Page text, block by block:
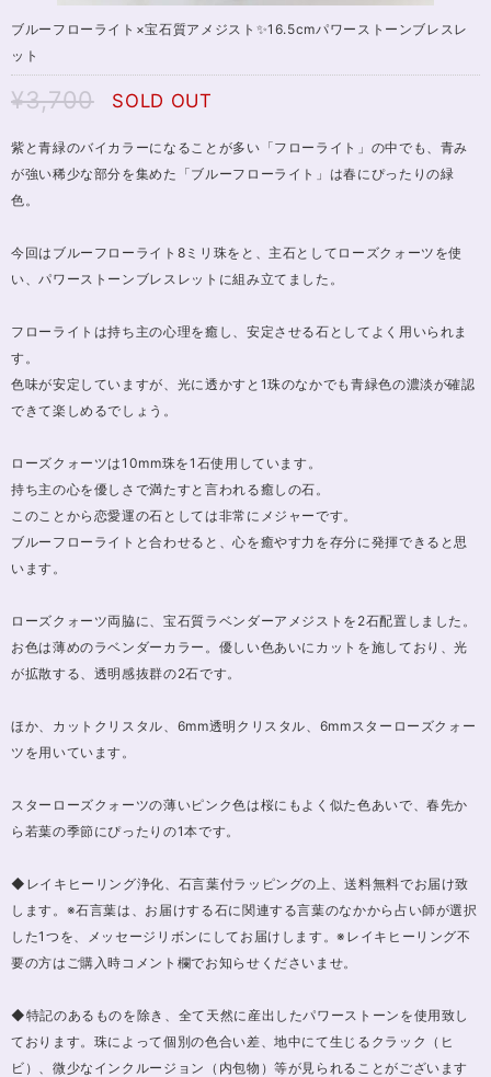
ブルーフローライト×宝石質アメジスト✨16.5cmパワーストーンブレスレ
ット
¥3,700 SOLD OUT
紫と青緑のバイカラーになることが多い「フローライト」の中でも、青み
が強い稀少な部分を集めた「ブルーフローライト」は春にぴったりの緑
色。
今回はブルーフローライト8ミリ珠をと、主石としてローズクォーツを使
い、パワーストーンブレスレットに組み立てました。
フローライトは持ち主の心理を癒し、安定させる石としてよく用いられま
す。
色味が安定していますが、光に透かすと1珠のなかでも青緑色の濃淡が確認
できて楽しめるでしょう。
ローズクォーツは10mm珠を1石使用しています。
持ち主の心を優しさで満たすと言われる癒しの石。
このことから恋愛運の石としては非常にメジャーです。
ブルーフローライトと合わせると、心を癒やす力を存分に発揮できると思
います。
ローズクォーツ両脇に、宝石質ラベンダーアメジストを2石配置しました。
お色は薄めのラベンダーカラー。優しい色あいにカットを施しており、光
が拡散する、透明感抜群の2石です。
ほか、カットクリスタル、6mm透明クリスタル、6mmスターローズクォー
ツを用いています。
スターローズクォーツの薄いピンク色は桜にもよく似た色あいで、春先か
ら若葉の季節にぴったりの1本です。
◆レイキヒーリング浄化、石言葉付ラッピングの上、送料無料でお届け致
します。※石言葉は、お届けする石に関連する言葉のなかから占い師が選択
した1つを、メッセージリボンにしてお届けします。※レイキヒーリング不
要の方はご購入時コメント欄でお知らせくださいませ。
◆特記のあるものを除き、全て天然に産出したパワーストーンを使用致し
ております。珠によって個別の色合い差、地中にて生じるクラック（ヒ
ビ）、微少なインクルージョン（内包物）等が見られることがございます